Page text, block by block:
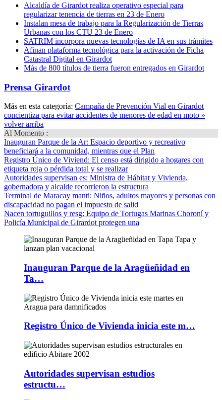
Alcaldía de Girardot realiza operativo especial para
regularizar tenencia de tierras en 23 de Enero
Instalan mesa de trabajo para la Regularización de Tierras
Urbanas con los CTU 23 de Enero
SATRIM incorpora nuevas tecnologías de IA en sus trámites
Afinan plataforma tecnológica para la activación de Ficha
Catastral Digital en Girardot
Más de 800 títulos de tierra fueron entregados en Girardot
Prensa Girardot
Más en esta categoría: Campaña de Prevención Vial en Girardot
concientiza para evitar accidentes de menores de edad en moto »
volver arriba
Al Momento :
Inauguran Parque de la Ar: Espacio deportivo y recreativo
beneficiará a la comunidad, mientras que el Plan
Registro Único de Viviend: El censo está dirigido a hogares con
etiqueta roja o pérdida total y se realizar
Autoridades supervisan es: Ministra de Hábitat y Vivienda,
gobernadora y alcalde recorrieron la estructura
Terminal de Maracay manti: Niños, adultos mayores y personas con
discapacidad no pagan el impuesto de salid
Nacen tortuguillos y resg: Equipo de Tortugas Marinas Choroní y
Policía Municipal de Girardot protegen una
Inauguran Parque de la Aragüeñidad en
Ta…
Registro Único de Vivienda inicia este m…
Autoridades supervisan estudios
estructu…